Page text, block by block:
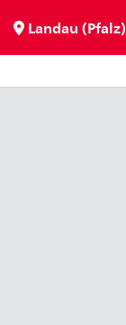
Landau (Pfalz)